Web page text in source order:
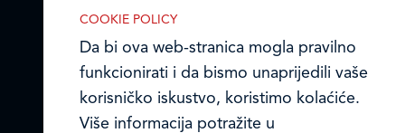
Kodeks poslovnih načela
© Ledo d.o.o. 2026.
COOKIE POLICY
Da bi ova web-stranica mogla pravilno
funkcionirati i da bismo unaprijedili vaše
korisničko iskustvo, koristimo kolaćiće.
Više informacija potražite u
Nužni kolačići
Nužni kolačići omogućuju osnovne
funkcionalnosti. Bez ovih kolačića, web-